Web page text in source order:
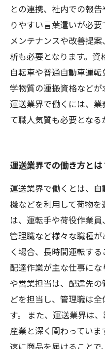
との連携、社内での報
りやすい言葉遣いが必
メンテナンスや改善提
析も必要となります。
自転車や普通自動車運
学物質の運搬資格などが
運送業界で働くには、
て職人気質も必要となる
運送業界での働き方とは
運送業界で働くとは、
機などを利用して荷物
は、運転手や荷役作業員
管理職など様々な職種
く場合、長時間運転す
配達作業が主な仕事に
や営業担当は、配達先
どを担当し、管理職は
す。 また、運送業界は
産業と深く関わってい
速に商品を届けること